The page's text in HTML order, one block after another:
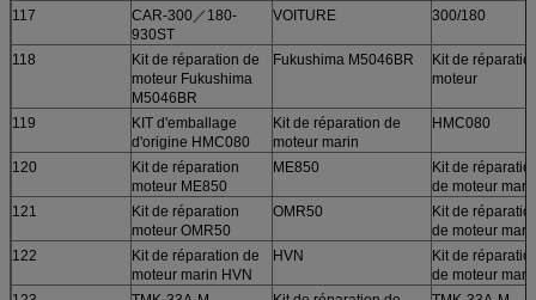
117
CAR-300／180-
930ST
VOITURE 300/180
118
Kit de réparation de
moteur Fukushima
M5046BR
Fukushima M5046BR
Kit de
moteur
119
KIT d'emballage
d'origine HMC080
Kit de réparation de
moteur marin
HMC080
120
Kit de réparation
moteur ME850
ME850
Kit de
de moteur
121
Kit de réparation
moteur OMR50
OMR50
Kit de
de moteur
122
Kit de réparation de
moteur marin HVN
HVN
Kit de
de moteur